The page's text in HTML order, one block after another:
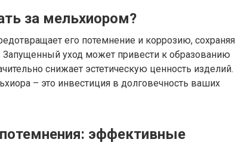
за мельхиором?
его потемнение и коррозию, сохраняя
Запущенный уход может привести к образованию
снижает эстетическую ценность изделий.
– это инвестиция в долговечность ваших
эффективные